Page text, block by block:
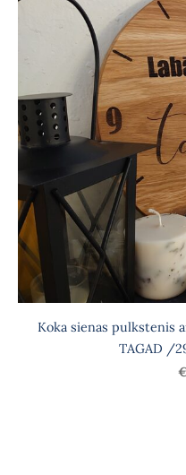
Koka sienas pulkstenis
TAGAD /